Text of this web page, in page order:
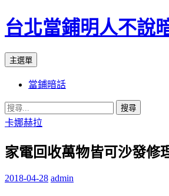
台北當鋪明人不說
搜
主選單
內
容
當鋪暗話
搜
尋
鍵
卡娜赫拉
家電回收萬物皆可沙發修
2018-04-28 admin